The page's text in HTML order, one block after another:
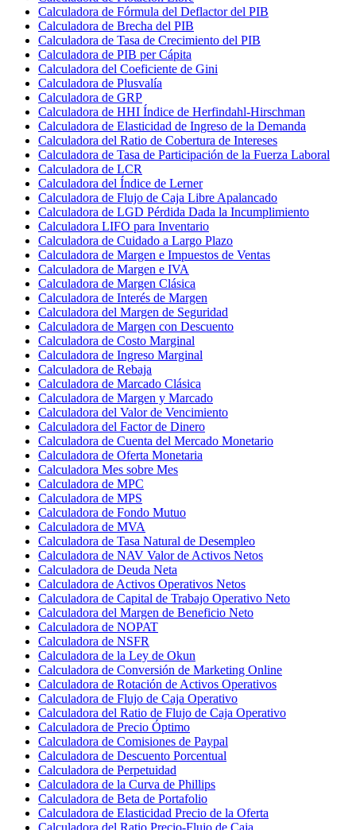
Calculadora de Fórmula del Deflactor del PIB
Calculadora de Brecha del PIB
Calculadora de Tasa de Crecimiento del PIB
Calculadora de PIB per Cápita
Calculadora del Coeficiente de Gini
Calculadora de Plusvalía
Calculadora de GRP
Calculadora de HHI Índice de Herfindahl-Hirschman
Calculadora de Elasticidad de Ingreso de la Demanda
Calculadora del Ratio de Cobertura de Intereses
Calculadora de Tasa de Participación de la Fuerza Laboral
Calculadora de LCR
Calculadora del Índice de Lerner
Calculadora de Flujo de Caja Libre Apalancado
Calculadora de LGD Pérdida Dada la Incumplimiento
Calculadora LIFO para Inventario
Calculadora de Cuidado a Largo Plazo
Calculadora de Margen e Impuestos de Ventas
Calculadora de Margen e IVA
Calculadora de Margen Clásica
Calculadora de Interés de Margen
Calculadora del Margen de Seguridad
Calculadora de Margen con Descuento
Calculadora de Costo Marginal
Calculadora de Ingreso Marginal
Calculadora de Rebaja
Calculadora de Marcado Clásica
Calculadora de Margen y Marcado
Calculadora del Valor de Vencimiento
Calculadora del Factor de Dinero
Calculadora de Cuenta del Mercado Monetario
Calculadora de Oferta Monetaria
Calculadora Mes sobre Mes
Calculadora de MPC
Calculadora de MPS
Calculadora de Fondo Mutuo
Calculadora de MVA
Calculadora de Tasa Natural de Desempleo
Calculadora de NAV Valor de Activos Netos
Calculadora de Deuda Neta
Calculadora de Activos Operativos Netos
Calculadora de Capital de Trabajo Operativo Neto
Calculadora del Margen de Beneficio Neto
Calculadora de NOPAT
Calculadora de NSFR
Calculadora de la Ley de Okun
Calculadora de Conversión de Marketing Online
Calculadora de Rotación de Activos Operativos
Calculadora de Flujo de Caja Operativo
Calculadora del Ratio de Flujo de Caja Operativo
Calculadora de Precio Óptimo
Calculadora de Comisiones de Paypal
Calculadora de Descuento Porcentual
Calculadora de Perpetuidad
Calculadora de la Curva de Phillips
Calculadora de Beta de Portafolio
Calculadora de Elasticidad Precio de la Oferta
Calculadora del Ratio Precio-Flujo de Caja